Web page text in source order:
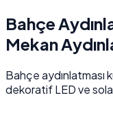
Bahçe
Mekan
Bahçe aydınlatması
dekoratif LED ve